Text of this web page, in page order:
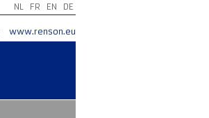
NL FR EN DE
www.renson.eu